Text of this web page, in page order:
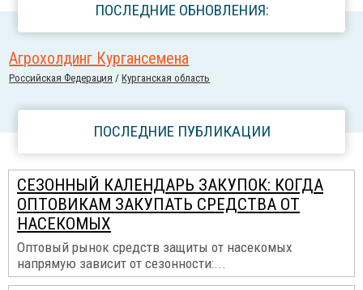
ПОСЛЕДНИЕ ОБНОВЛЕНИЯ:
Агрохолдинг Кургансемена
Российcкая Федерация /Курганская область
ПОСЛЕДНИЕ ПУБЛИКАЦИИ
СЕЗОННЫЙ КАЛЕНДАРЬ ЗАКУПОК: КОГДА
ОПТОВИКАМ ЗАКУПАТЬ СРЕДСТВА ОТ
НАСЕКОМЫХ
Оптовый рынок средств защиты от насекомых
напрямую зависит от сезонности:...